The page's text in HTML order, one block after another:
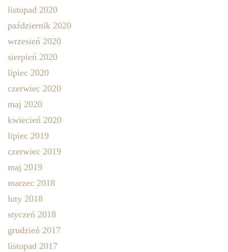
listopad 2020
październik 2020
wrzesień 2020
sierpień 2020
lipiec 2020
czerwiec 2020
maj 2020
kwiecień 2020
lipiec 2019
czerwiec 2019
maj 2019
marzec 2018
luty 2018
styczeń 2018
grudzień 2017
listopad 2017